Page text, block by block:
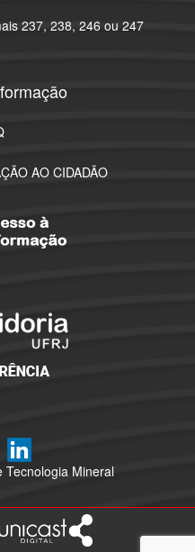
237, 238, 246 ou 247
AO CIDADÃO
Mineral